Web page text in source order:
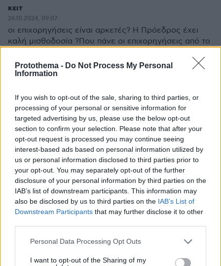
Protothema - Do Not Process My Personal
Information
If you wish to opt-out of the sale, sharing to third parties, or
processing of your personal or sensitive information for
targeted advertising by us, please use the below opt-out
section to confirm your selection. Please note that after your
opt-out request is processed you may continue seeing
interest-based ads based on personal information utilized by
us or personal information disclosed to third parties prior to
your opt-out. You may separately opt-out of the further
disclosure of your personal information by third parties on the
IAB’s list of downstream participants. This information may
also be disclosed by us to third parties on the IAB’s List of
Downstream Participants that may further disclose it to other
Please note that this website/app uses one or more Google
not limited to your visit or usage behaviour. You may click to
Personal Data Processing Opt Outs
I want to opt-out of the Sharing of my
κειτ
26.10.2024, 09:07
οι επιχορηγήσεις είναι αρκετές? Η Πρόεδρος έχει
καλή μισθοδοσία ?Που πάνε οι επιχορηγήσεις από το
ΑΠΑΝΤΗΣΗ
Σακίλ
26.10.2024, 00:10
Κουμ και Κουν Καν... Από καθαρισμούς εσωτερικών
χώρων. Να έχει κάνει ποτέ της καμία εκεί μέσα ;
Καλά για εξωτερικούς χώρους, δεν το συζητάμε
καν... Ξεκινήστε τώρα στα γεράματα, το Hung Gar
Kung Fu μεταξύ σας όλες. Το ίδιο είναι...
ΑΠΑΝΤΗΣΗ
Λεφτα υπαρχουν
25.10.2024, 22:05
κυρία Μαρία μου, πως γνωρίζετε ότι η ζωή στάθηκε
άδικη στην συγκεριμμένη, εδω υπάρχουν πάμπολλοι
άστεγοι, σε όοολους φάνηκε άδικη η ζωή ή μήπως
έχουν και αυτοί μερίδιο ευθύνης, όπως η κα